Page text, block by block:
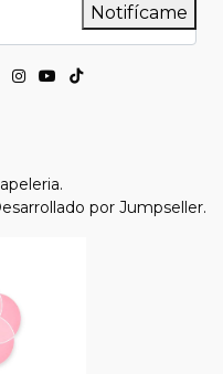
Notifícame
por Jumpseller.